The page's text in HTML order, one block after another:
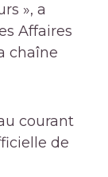
», a
Affaires
chaîne
courant
de